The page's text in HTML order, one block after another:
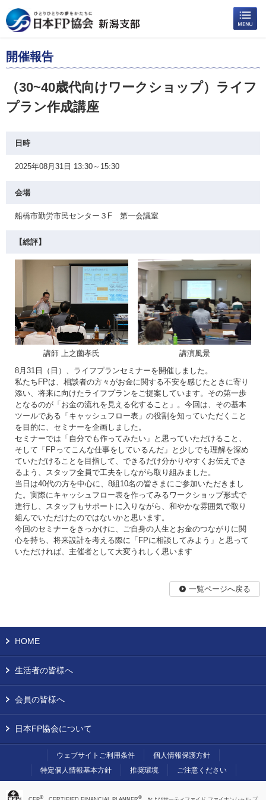
開催報告
（30~40歳代向けワークショップ）ライフ
プラン作成講座
日時
2025年08月31日 13:30～15:30
会場
船橋市勤労市民センター３F 第一会議室
【総評】
講師 上之薗孝氏
講演風景
8月31日（日）、ライフプランセミナーを開催しました。
私たちFPは、相談者の方々がお金に関する不安を感じたときに寄り
添い、将来に向けたライフプランをご提案しています。その第一歩
となるのが「お金の流れを見える化すること」。今回は、その基本
ツールである「キャッシュフロー表」の役割を知っていただくこと
を目的に、セミナーを企画しました。
セミナーでは「自分でも作ってみたい」と思っていただけること、
そして「FPってこんな仕事をしているんだ」と少しでも理解を深め
ていただけることを目指して、できるだけ分かりやすくお伝えでき
るよう、スタッフ全員で工夫をしながら取り組みました。
当日は40代の方を中心に、8組10名の皆さまにご参加いただきまし
た。実際にキャッシュフロー表を作ってみるワークショップ形式で
進行し、スタッフもサポートに入りながら、和やかな雰囲気で取り
組んでいただけたのではないかと思います。
今回のセミナーをきっかけに、ご自身の人生とお金のつながりに関
心を持ち、将来設計を考える際に「FPに相談してみよう」と思って
いただければ、主催者として大変うれしく思います
一覧ページへ戻る
HOME
生活者の皆様へ
会員の皆様へ
日本FP協会について
ウェブサイトご利用条件
個人情報保護方針
特定個人情報基本方針
推奨環境 ご注意ください
® ®